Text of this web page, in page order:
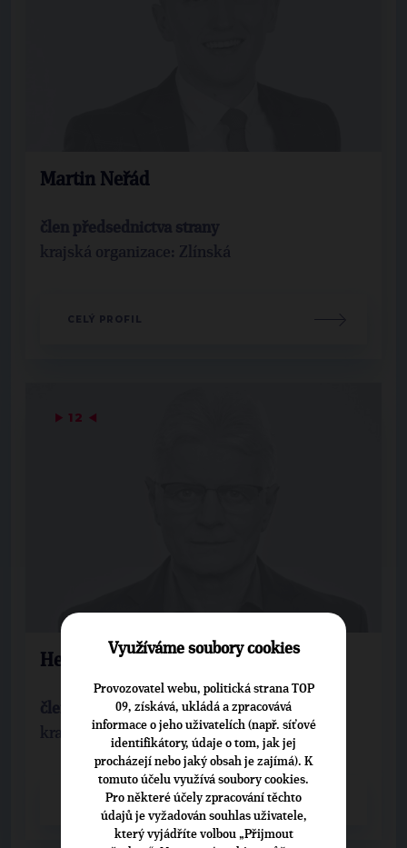
Martin Neřád
člen předsednictva strany
krajská organizace: Zlínská
CELÝ PROFIL
▶ 12 ◀
Herbert Pavera
člen předsednictva strany
krajská organizace: Moravskoslezská
CELÝ PROFIL
Využíváme soubory cookies
Provozovatel webu, politická strana TOP
09, získává, ukládá a zpracovává
informace o jeho uživatelích (např. síťové
identifikátory, údaje o tom, jak jej
procházejí nebo jaký obsah je zajímá). K
tomuto účelu využívá soubory cookies.
Pro některé účely zpracování těchto
údajů je vyžadován souhlas uživatele,
který vyjádříte volbou „Přijmout